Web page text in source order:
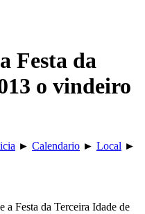
Festa da
o vindeiro
► Calendario ► Local ►
Festa da Terceira Idade de